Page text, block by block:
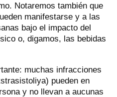
Notaremos también que
manifestarse y a las
bajo el impacto del
o, digamos, las bebidas
muchas infracciones
pueden en
y no llevan a aucunas